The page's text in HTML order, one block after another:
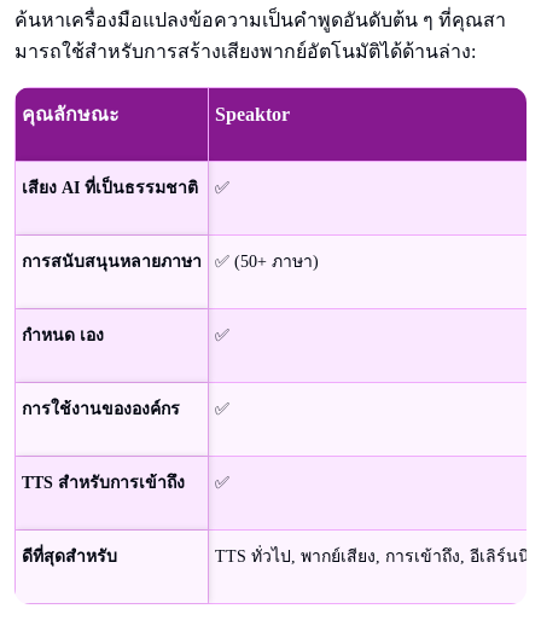
ค้นหาเครื่องมือแปลงข้อความเป็นคําพูดอันดับต้น ๆ ที่คุณสา
มารถใช้สําหรับการสร้างเสียงพากย์อัตโนมัติได้ด้านล่าง:
คุณลักษณะ Speaktor
เสียง AI ที่เป็นธรรมชาติ ✅
การสนับสนุนหลายภาษา ✅ (50+ ภาษา)
กำหนด เอง ✅
การใช้งานขององค์กร ✅
TTS สําหรับการเข้าถึง ✅
ดีที่สุดสําหรับ TTS ทั่วไป, พากย์เสียง, การเข้าถึง, อีเลิร์นนิง